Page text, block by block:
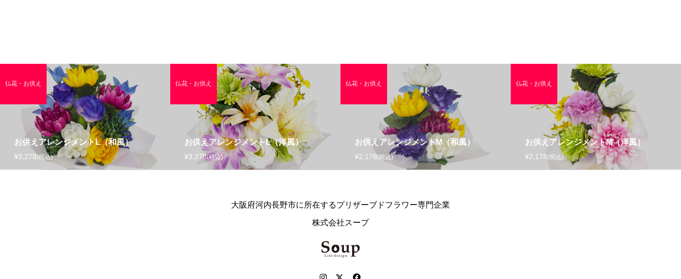
お供えアレンジメントL（和風）
¥3,278(税込)
仏花・お供え
お供えアレンジメントL（洋風）
¥3,278(税込)
仏花・お供え
お供えアレンジメントM（和風）
¥2,178(税込)
仏花・お供え
お供えアレンジメントM（洋風）
¥2,178(税込)
仏花・お供え
大阪府河内長野市に所在するプリザーブドフラワー専門企業
株式会社スープ